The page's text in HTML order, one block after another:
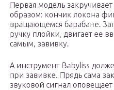
Первая модель
образом: кончик локона
вращающемся барабане.
ручку плойки, двигает ее
самым, завивку.
А инструмент Babyliss
при завивке. Прядь сама
звуковой сигнал